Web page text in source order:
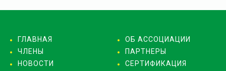
ГЛАВНАЯ
ОБ АССОЦИАЦИИ
ЧЛЕНЫ
ПАРТНЕРЫ
НОВОСТИ
СЕРТИФИКАЦИЯ